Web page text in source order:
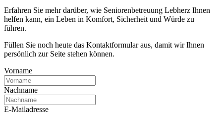
Erfahren Sie mehr darüber, wie Seniorenbetreuung Lebherz Ihnen
helfen kann, ein Leben in Komfort, Sicherheit und Würde zu
führen.
Füllen Sie noch heute das Kontaktformular aus, damit wir Ihnen
persönlich zur Seite stehen können.
Vorname
Nachname
E-Mailadresse